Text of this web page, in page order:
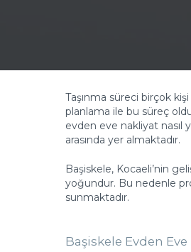
Taşınma süreci birçok
planlama ile bu süreç
evden eve nakliyat nasıl
arasında yer almaktadır.
Başiskele, Kocaeli’nin
yoğundur. Bu nedenle
sunmaktadır.
Başiskele Evden